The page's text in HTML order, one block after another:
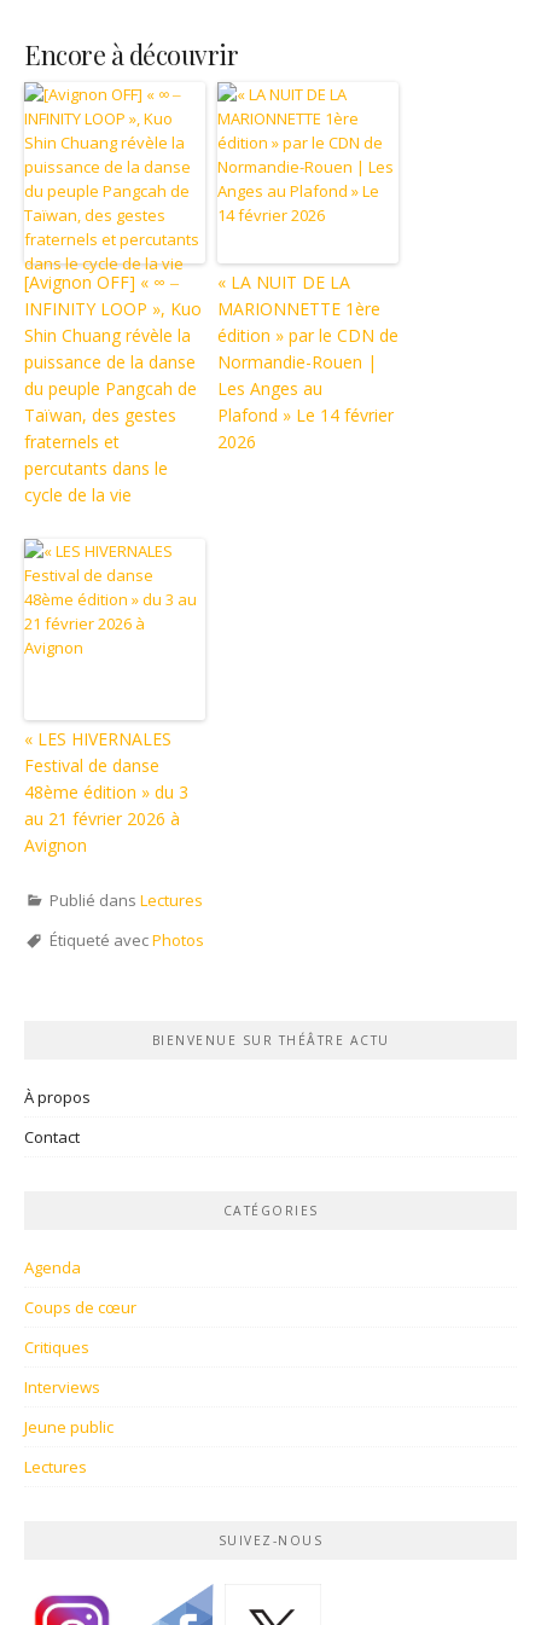
Encore à découvrir
[Avignon OFF] « ∞ ‒
INFINITY LOOP », Kuo
Shin Chuang révèle la
puissance de la danse
du peuple Pangcah de
Taïwan, des gestes
fraternels et
percutants dans le
cycle de la vie
« LA NUIT DE LA
MARIONNETTE 1ère
édition » par le CDN de
Normandie-Rouen |
Les Anges au
Plafond » Le 14 février
2026
« LES HIVERNALES
Festival de danse
48ème édition » du 3
au 21 février 2026 à
Avignon
Publié dans Lectures
Étiqueté avecPhotos
BIENVENUE SUR THÉÂTRE ACTU
À propos
Contact
CATÉGORIES
Agenda
Coups de cœur
Critiques
Interviews
Jeune public
Lectures
SUIVEZ-NOUS